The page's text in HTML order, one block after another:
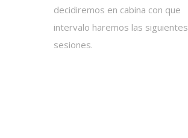
decidiremos en cabina con que
intervalo haremos las siguientes
sesiones.